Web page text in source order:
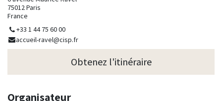
75012 Paris
France
+33 1 44 75 60 00
accueil-ravel@cisp.fr
Obtenez l'itinéraire
Organisateur